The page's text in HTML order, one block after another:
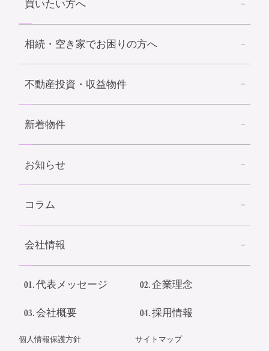
買いたい方へ
相続・空き家でお困りの方へ
不動産投資・収益物件
新着物件
お知らせ
コラム
会社情報
01.代表メッセージ 02.企業理念
03.会社概要 04.採用情報
個人情報保護方針 サイトマップ